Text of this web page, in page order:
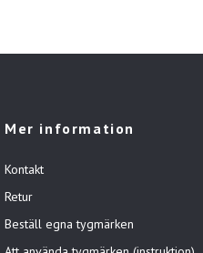
Mer information
Kontakt
Retur
Beställ egna tygmärken